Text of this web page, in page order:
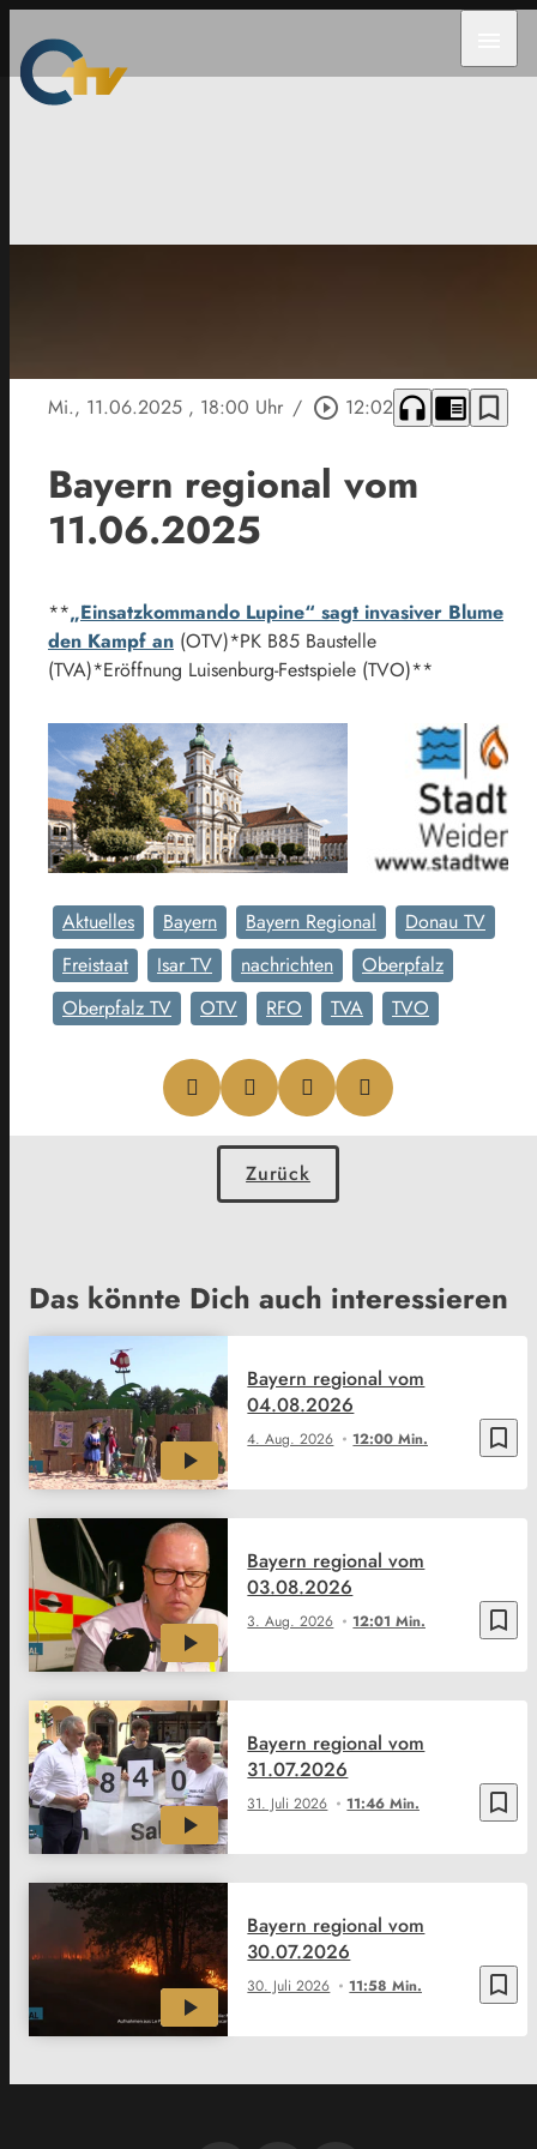
Mi., 11.06.2025 , 18:00 Uhr / play_circle_outline 12:02 headphones chrome_reader_mode bookmark_border
Bayern regional vom
11.06.2025
**„Einsatzkommando Lupine“ sagt invasiver Blume
den Kampf an (OTV)*PK B85 Baustelle
(TVA)*Eröffnung Luisenburg-Festspiele (TVO)**
Aktuelles Bayern Bayern Regional
Donau TV
Freistaat
Isar TV nachrichten
Oberpfalz
Oberpfalz TV
OTV RFO TVA TVO
Zurück
Das könnte Dich auch interessieren
bookmark_border
4. Aug. 2026 12:00 Min.
Bayern regional vom
04.08.2026
bookmark_border
3. Aug. 2026 12:01 Min.
Bayern regional vom
03.08.2026
bookmark_border
31. Juli 2026 11:46 Min.
Bayern regional vom
31.07.2026
bookmark_border
30. Juli 2026 11:58 Min.
Bayern regional vom
30.07.2026